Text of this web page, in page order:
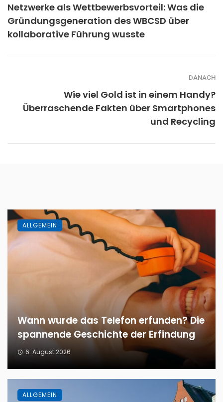
Netzwerke als Wettbewerbsvorteil: Was die
Gründungsgeneration des WBCSD über
kollaborative Führung wusste
DANACH
Wie viel Gold ist in einem Handy?
Überraschende Fakten über Smartphones
und Recycling
Wann wurde das Telefon erfunden? Die
spannende Geschichte der Erfindung
6. August 2026
ALLGEMEIN
ALLGEMEIN